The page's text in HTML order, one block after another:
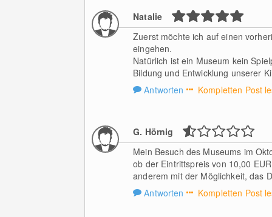
Natalie
Zuerst möchte ich auf einen
eingehen.
Natürlich ist ein Museum kein
Bildung und Entwicklung unserer
Antworten
Kompletten Post
G. Hörnig
Mein Besuch des Museums im
ob der Eintrittspreis von 10,00
anderem mit der Möglichkeit, das
Antworten
Kompletten Post